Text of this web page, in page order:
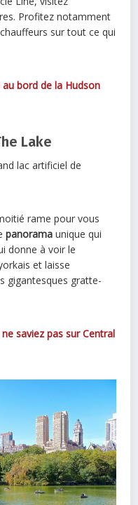
Profitez notamment
sur tout ce qui
bord de la Hudson
Lake
lac artificiel de
rame pour vous
panorama unique qui
donne à voir le
et laisse
gigantesques gratte-
saviez pas sur Central